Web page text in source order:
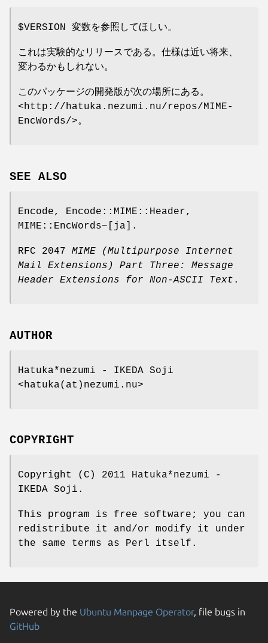
$VERSION 変数を参照してほしい。
これは実験的なリリースである。仕様は近い将来、
変わるかもしれない。
このパッケージの開発版が次の場所にある。
<http://hatuka.nezumi.nu/repos/MIME-
EncWords/>。
SEE ALSO
Encode, Encode::MIME::Header,
MIME::EncWords~[ja].
RFC 2047 MIME (Multipurpose Internet
Mail Extensions) Part Three:
Message
Header Extensions for Non-ASCII Text .
AUTHOR
Hatuka*nezumi - IKEDA Soji
<hatuka(at)nezumi.nu>
COPYRIGHT
Copyright (C) 2011 Hatuka*nezumi -
IKEDA Soji.
This program is free software; you can
redistribute it and/or modify it under
the same terms as Perl itself.
Powered by the Ubuntu Manpage Operator, file bugs in
GitHub